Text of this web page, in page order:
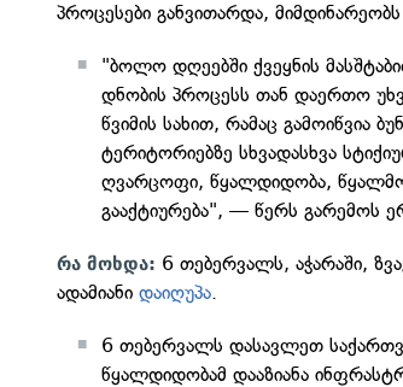
პროცესები განვითარდა, მიმდინარეობს
"ბოლო დღეებში ქვეყნის
დნობის პროცესს თან დაერთო
წვიმის სახით, რამაც გამოიწვია
ტერიტორიებზე სხვადასხვა
ღვარცოფი, წყალდიდობა,
გააქტიურება", — წერს გარემოს
რა მოხდა: 6 თებერვალს, აჭარაში,
ადამიანიდაიღუპა.
6 თებერვალს დასავლეთ
წყალდიდობამ დააზიანა